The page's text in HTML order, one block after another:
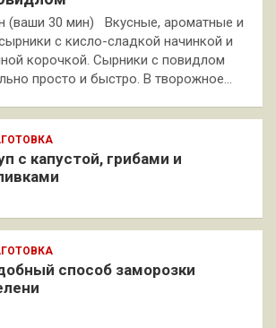
(ваши 30 мин) Вкусные, ароматные и
с кисло-сладкой начинкой и
корочкой. Сырники с повидлом
просто и быстро. В творожное…
с капустой, грибами и
способ заморозки